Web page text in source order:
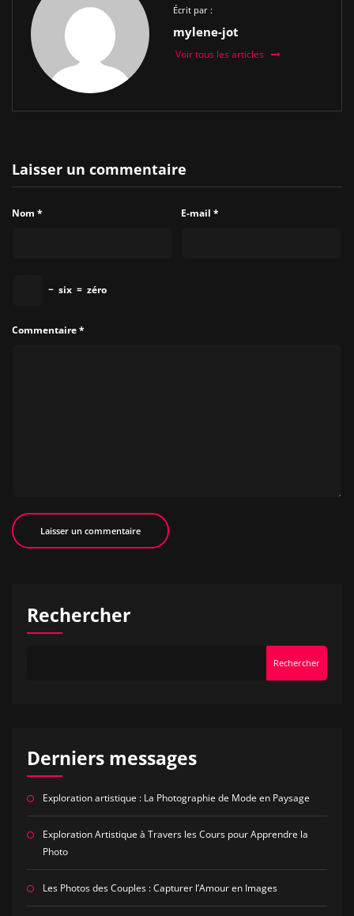
Écrit par :
mylene-jot
Voir tous les articles
Laisser un commentaire
Nom * E-mail *
− six = zéro
Commentaire*
Rechercher
Rechercher
Derniers messages
Exploration artistique : La Photographie de Mode en Paysage
Exploration Artistique à Travers les Cours pour Apprendre la
Photo
Les Photos des Couples : Capturer l’Amour en Images